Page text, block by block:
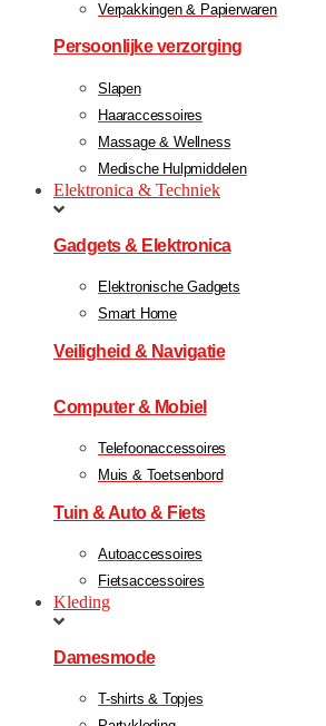
Verpakkingen & Papierwaren
Persoonlijke verzorging
Slapen
Haaraccessoires
Massage & Wellness
Medische Hulpmiddelen
Elektronica & Techniek
Gadgets & Elektronica
Elektronische Gadgets
Smart Home
Veiligheid & Navigatie
Computer & Mobiel
Telefoonaccessoires
Muis & Toetsenbord
Tuin & Auto & Fiets
Autoaccessoires
Fietsaccessoires
Kleding
Damesmode
T-shirts & Topjes